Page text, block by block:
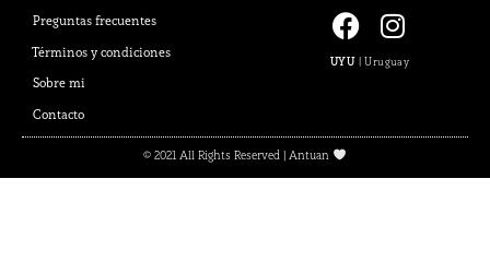
Preguntas frecuentes
Términos y condiciones
Sobre mi
Contacto
F
a
b
o
o
I
n
a
r
UYU|Uruguay
© 2021 All Rights Reserved | Antuan